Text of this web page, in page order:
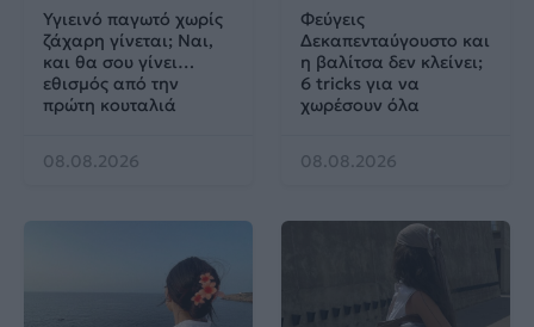
Υγιεινό παγωτό χωρίς
ζάχαρη γίνεται; Ναι,
και θα σου γίνει…
εθισμός από την
πρώτη κουταλιά
08.08.2026
Φεύγεις
Δεκαπενταύγουστο και
η βαλίτσα δεν κλείνει;
6 tricks για να
χωρέσουν όλα
08.08.2026